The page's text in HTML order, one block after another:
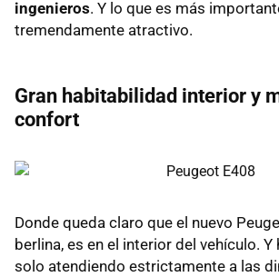
ingenieros. Y lo que es más
tremendamente atractivo.
Gran habitabilidad interior y
confort
Donde queda claro que el nuevo
berlina, es en el interior del vehículo.
solo atendiendo estrictamente a las